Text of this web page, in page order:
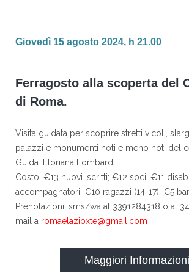
Giovedì 15 agosto 2024, h 21.00
Ferragosto alla scoperta del
di Roma.
Visita guidata per scoprire stretti vicoli,
palazzi e monumenti noti e meno noti del
Guida: Floriana Lombardi.
Costo: €13 nuovi iscritti; €12 soci; €11
accompagnatori; €10 ragazzi (14-17); €5
Prenotazioni: sms/wa al 3391284318 o al
mail a romaelazioxte@gmail.com
Maggiori Informazioni